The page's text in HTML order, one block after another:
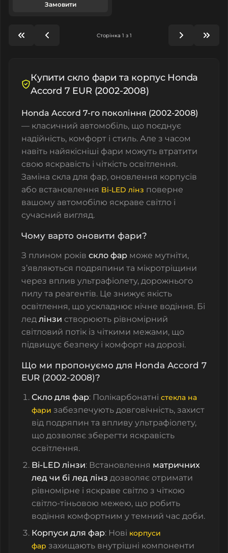
Замовити
Сторінка 1 з 1
Купити скло фари та корпус Honda
Accord 7 EUR (2002-2008)
Honda Accord 7-го покоління (2002-2008)
— класичний автомобіль, що поєднує
надійність, комфорт і стиль. Але з часом
навіть найякісніші фари можуть втратити
свою яскравість і чіткість освітлення.
Заміна скла для фар, оновлення корпусів
або встановлення Bi-LED лінз поверне
вашому автомобілю яскраве світло і
сучасний вигляд.
Чому варто оновити фари?
З плином років скло фар може мутніти,
з’являються подряпини та мікротріщини
через вплив ультрафіолету, дорожнього
пилу та реагентів. Це знижує якість
освітлення, що ускладнює нічне водіння. Бі
лед лінзи створюють рівномірний
світловий потік із чіткими межами, що
підвищує безпеку і комфорт на дорозі.
Що ми пропонуємо для Honda Accord 7
EUR (2002-2008)?
Скло для фар: Полікарбонатні стекла на
фари забезпечують довговічність, захист
від подряпин та впливу ультрафіолету,
що дозволяє зберегти яскравість
освітлення.
Bi-LED лінзи: Встановлення матричних
лед чи бі лед лінз дозволяє отримати
рівномірне і яскраве світло з чіткою
світло-тіньовою межею, що робить
водіння комфортним у темний час доби.
Корпуси для фар: Нові корпуси
фар захищають внутрішні компоненти